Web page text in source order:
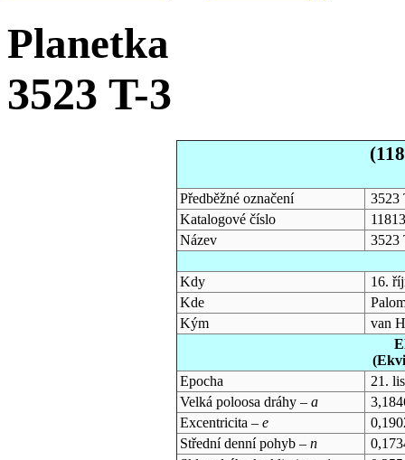
Planetka
3523 T-3
Předběžné označení
3523
Katalogové číslo
Název
3523
Kdy
16.
Kde
Kým
van
Epocha
21.
Velká poloosa dráhy –a
Excentricita –e
Střední denní pohyb –n